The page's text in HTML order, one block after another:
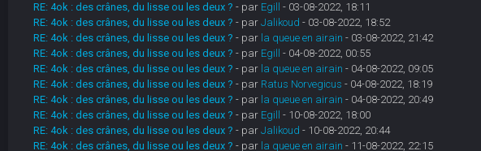
RE: 4ok : des crânes, du lisse ou les deux ? - par Egill
- 03-08-2022, 18:11
RE: 4ok : des crânes, du lisse ou les deux ? - par Jalikoud - 03-08-2022, 18:52
RE: 4ok : des crânes, du lisse ou les deux ? - par la queue en airain - 03-08-2022, 21:42
RE: 4ok : des crânes, du lisse ou les deux ? - par Egill
- 04-08-2022, 00:55
RE: 4ok : des crânes, du lisse ou les deux ? - par la queue en airain - 04-08-2022, 09:05
RE: 4ok : des crânes, du lisse ou les deux ? - par Ratus Norvegicus - 04-08-2022, 18:19
RE: 4ok : des crânes, du lisse ou les deux ? - par la queue en airain - 04-08-2022, 20:49
RE: 4ok : des crânes, du lisse ou les deux ? - par Egill
- 10-08-2022, 18:00
RE: 4ok : des crânes, du lisse ou les deux ? - par Jalikoud - 10-08-2022, 20:44
RE: 4ok : des crânes, du lisse ou les deux ? - par la queue en airain - 11-08-2022, 22:15